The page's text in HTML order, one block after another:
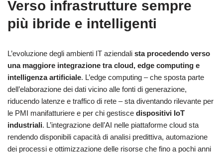
Verso infrastrutture sempre
più ibride e intelligenti
L’evoluzione degli ambienti IT aziendali sta procedendo verso
una maggiore integrazione tra cloud, edge computing e
intelligenza artificiale. L’edge computing – che sposta parte
dell’elaborazione dei dati vicino alle fonti di generazione,
riducendo latenze e traffico di rete – sta diventando rilevante per
le PMI manifatturiere e per chi gestisce dispositivi IoT
industriali. L’integrazione dell’AI nelle piattaforme cloud sta
rendendo disponibili capacità di analisi predittiva, automazione
dei processi e ottimizzazione delle risorse che fino a pochi anni